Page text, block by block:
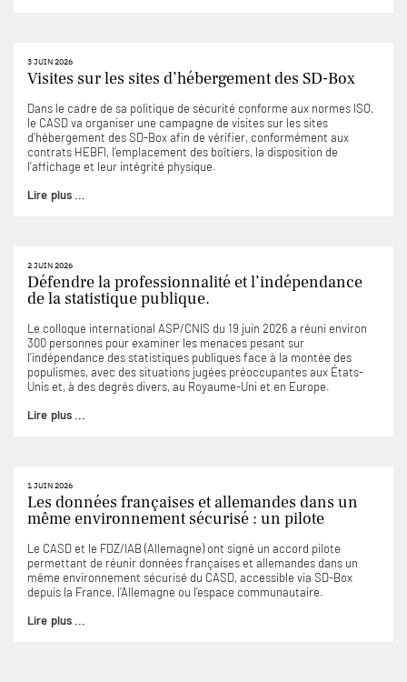
3 JUIN 2026
Visites sur les sites d’hébergement des SD-Box
Dans le cadre de sa politique de sécurité conforme aux normes ISO,
le CASD va organiser une campagne de visites sur les sites
d’hébergement des SD-Box afin de vérifier, conformément aux
contrats HEBFI, l’emplacement des boîtiers, la disposition de
l’affichage et leur intégrité physique.
Lire plus ...
2 JUIN 2026
Défendre la professionnalité et l’indépendance
de la statistique publique.
Le colloque international ASP/CNIS du 19 juin 2026 a réuni environ
300 personnes pour examiner les menaces pesant sur
l’indépendance des statistiques publiques face à la montée des
populismes, avec des situations jugées préoccupantes aux États-
Unis et, à des degrés divers, au Royaume-Uni et en Europe.
Lire plus ...
1 JUIN 2026
Les données françaises et allemandes dans un
même environnement sécurisé : un pilote
Le CASD et le FDZ/IAB (Allemagne) ont signé un accord pilote
permettant de réunir données françaises et allemandes dans un
même environnement sécurisé du CASD, accessible via SD-Box
depuis la France, l’Allemagne ou l’espace communautaire.
Lire plus ...